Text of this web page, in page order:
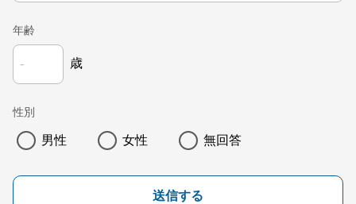
年齢
歳
性別
男性 女性 無回答
送信する